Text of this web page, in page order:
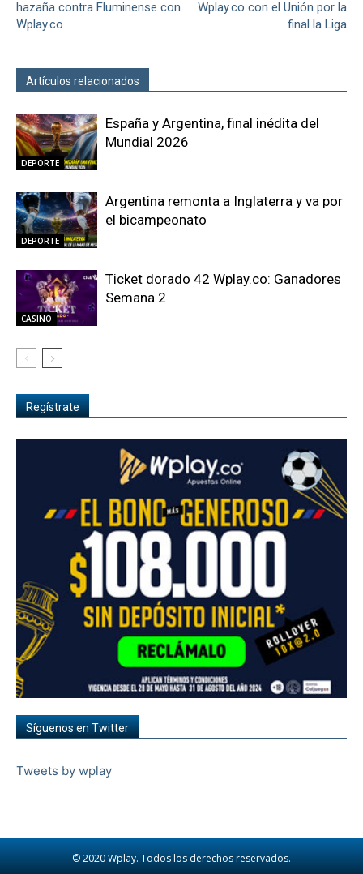
hazaña contra Fluminense con
Wplay.co
Wplay.co con el Unión por la
final la Liga
Artículos relacionados
DEPORTE
España y Argentina, final inédita del
Mundial 2026
DEPORTE
Argentina remonta a Inglaterra y va por
el bicampeonato
CASINO
Ticket dorado 42 Wplay.co: Ganadores
Semana 2
Regístrate
Síguenos en Twitter
Tweets by wplay
© 2020 Wplay. Todos los derechos reservados.